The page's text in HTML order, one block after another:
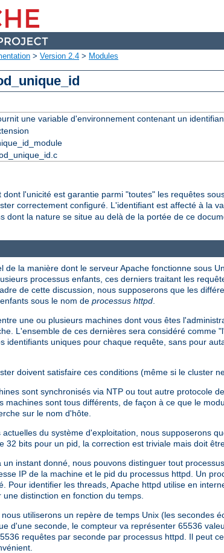
> Version 2.4 > Modules
une variable d'environnement contenant un
l'unicité est garantie parmi "toutes" les requêtes
correctement configuré. L'identifiant est affecté à la
dont la nature se situe au delà de la portée de ce
de la manière dont le serveur Apache fonctionne sous
processus enfants, ces derniers traitant les
de cette discussion, nous supposerons que les
sous le nom de processus httpd
une ou plusieurs machines dont vous êtes
L'ensemble de ces dernières sera considéré
identifiants uniques pour chaque requête, sans pour
doivent satisfaire ces conditions (même si le cluster
sont synchronisés via NTP ou tout autre protocole
machines sont tous différents, de façon à ce que le
sur le nom d'hôte.
du système d'exploitation, nous supposerons
32 bits pour un pid, la correction est triviale mais doit
un instant donné, nous pouvons distinguer tout
IP de la machine et le pid du processus httpd. Un
Pour identifier les threads, Apache httpd utilise en
distinction en fonction du temps.
utiliserons un repère de temps Unix (les secondes
d'une seconde, le compteur va représenter 65536
requêtes par seconde par processus httpd. Il peut